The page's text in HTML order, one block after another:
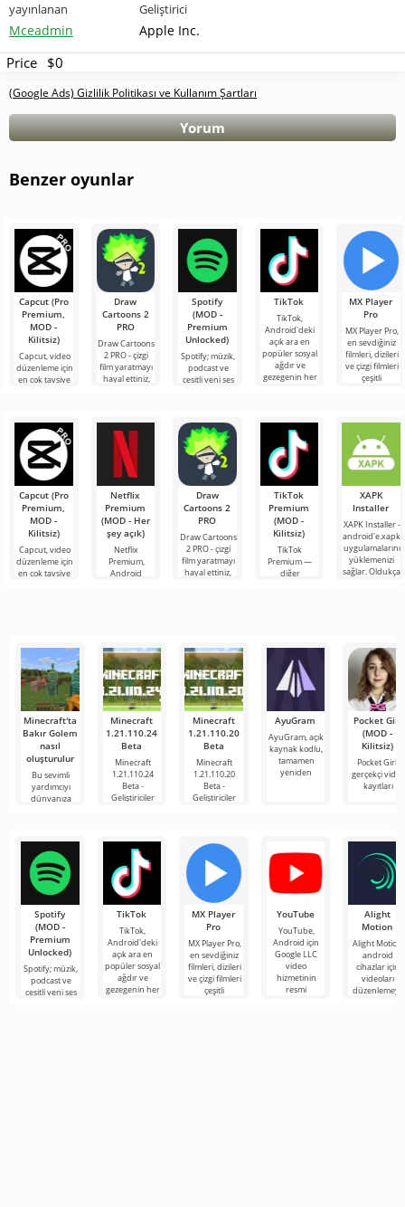
yayınlanan
Mceadmin
Geliştirici
Apple Inc.
Price $0
(Google Ads) Gizlilik Politikası ve Kullanım Şartları
Yorum
Benzer oyunlar
Capcut (Pro
Premium,
MOD -
Kilitsiz)
Capcut, video
düzenleme için
en çok tavsiye
çıkıyor ve hem
mobil
Draw
Cartoons 2
PRO
Draw Cartoons
2 PRO - çizgi
film yaratmayı
hayal ettiniz,
Spotify
(MOD -
Premium
Unlocked)
Spotify; müzik,
podcast ve
çeşitli yeni ses
Android
araçlarından
TikTok
TikTok,
Android'deki
açık ara en
popüler sosyal
ağdır ve
gezegenin her
MX Player
Pro
MX Player Pro,
en sevdiğiniz
filmleri, dizileri
ve çizgi filmleri
çeşitli
Capcut (Pro
Premium,
MOD -
Kilitsiz)
Capcut, video
düzenleme için
en çok tavsiye
Netflix
Premium
(MOD - Her
şey açık)
Netflix
Premium,
Android
Draw
Cartoons 2
PRO
Draw Cartoons
2 PRO - çizgi
film yaratmayı
hayal ettiniz,
TikTok
Premium
(MOD -
Kilitsiz)
TikTok
Premium —
diğer
XAPK
Installer
XAPK Installer -
android'e.xapk
uygulamalarını
yüklemenizi
sağlar. Oldukça
Minecraft'ta
Bakır Golem
nasıl
oluşturulur
Bu sevimli
yardımcıyı
dünyanıza
Minecraft
1.21.110.24
Beta
Minecraft
1.21.110.24
Beta -
Geliştiriciler
Minecraft
1.21.110.20
Beta
Minecraft
1.21.110.20
Beta -
Geliştiriciler
AyuGram
AyuGram, açık
kaynak kodlu,
tamamen
yeniden
Pocket Girl
(MOD -
Kilitsiz)
Pocket Girl,
gerçekçi video
kayıtları
Spotify
(MOD -
Premium
Unlocked)
Spotify; müzik,
podcast ve
çeşitli yeni ses
TikTok
TikTok,
Android'deki
açık ara en
popüler sosyal
ağdır ve
gezegenin her
MX Player
Pro
MX Player Pro,
en sevdiğiniz
filmleri, dizileri
ve çizgi filmleri
çeşitli
YouTube
YouTube,
Android için
Google LLC
video
hizmetinin
resmi
Alight
Motion
Alight Motion,
android
cihazlar için
videoları
düzenlemeye